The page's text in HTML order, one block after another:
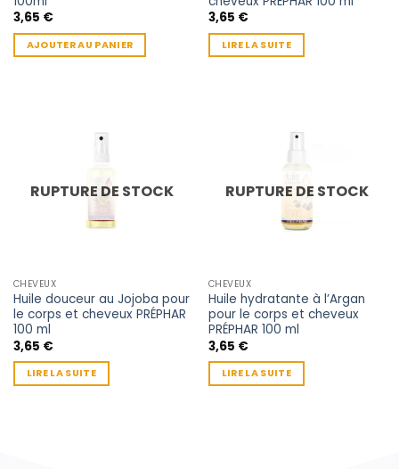
3,65 €
AJOUTER AU PANIER
3,65 €
LIRE LA SUITE
RUPTURE DE STOCK
CHEVEUX
Huile douceur au Jojoba pour
le corps et cheveux PRÉPHAR
100 ml
3,65 €
LIRE LA SUITE
RUPTURE DE STOCK
CHEVEUX
Huile hydratante à l’Argan
pour le corps et cheveux
PRÉPHAR 100 ml
3,65 €
LIRE LA SUITE